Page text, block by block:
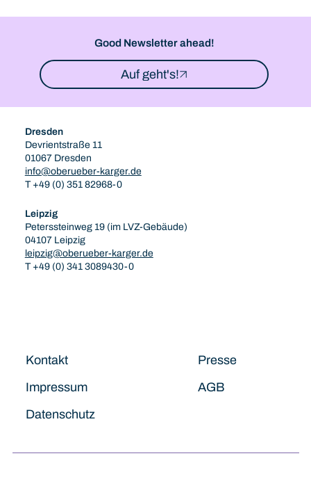
Good Newsletter ahead!
Auf geht's!
Dresden
Devrientstraße 11
01067 Dresden
info@oberueber-karger.de
T +49 (0) 351 82968-0
Leipzig
Peterssteinweg 19 (im LVZ-Gebäude)
04107 Leipzig
leipzig@oberueber-karger.de
T +49 (0) 341 3089430-0
Kontakt
Impressum
Datenschutz
Presse
AGB